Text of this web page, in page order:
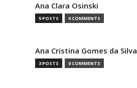
Ana Clara Osinski
5 POSTS 0 COMMENTS
Ana Cristina Gomes da Silva
3 POSTS 0 COMMENTS